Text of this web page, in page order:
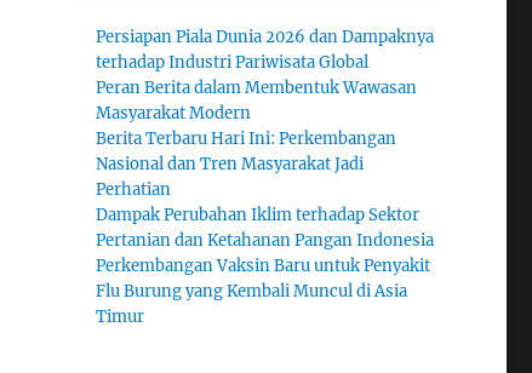
Persiapan Piala Dunia 2026 dan Dampaknya
terhadap Industri Pariwisata Global
Peran Berita dalam Membentuk Wawasan
Masyarakat Modern
Berita Terbaru Hari Ini: Perkembangan
Nasional dan Tren Masyarakat Jadi
Perhatian
Dampak Perubahan Iklim terhadap Sektor
Pertanian dan Ketahanan Pangan Indonesia
Perkembangan Vaksin Baru untuk Penyakit
Flu Burung yang Kembali Muncul di Asia
Timur